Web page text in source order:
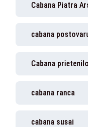
Cabana Piatra
cabana
cabana ranca
cabana susai